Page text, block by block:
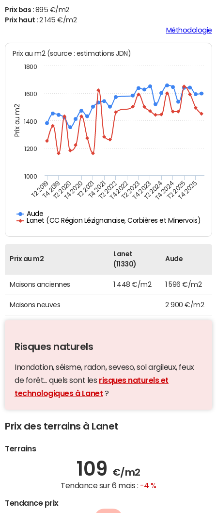
Prix bas : 895 €/m2
Prix haut :2 145 €/m2
Méthodologie
Prix au m2
Prix au m2 (source : estimations JDN)
Aude
Lanet (CC Région Lézignanaise, Corbières et Minervois)
T2 2019T4 2019T2 2020T4 2020T2 2021T4 2021T2 2022T4 2022T2 2023T4 2023T2 2024T4 2024T2 2025T4 2025
1000
1200
1400
1600
1800
Prix au m2
Lanet
(11330)
Aude
Maisons anciennes 1 448 €/m2 1 596 €/m2
Maisons neuves 2 900 €/m2
Risques naturels
Inondation, séisme, radon, seveso, sol argileux, feux
de forêt... quels sont les risques naturels et
technologiques à Lanet ?
Prix des terrains à Lanet
Terrains
109 €/m2
Tendance sur 6 mois : -4 %
Tendance prix